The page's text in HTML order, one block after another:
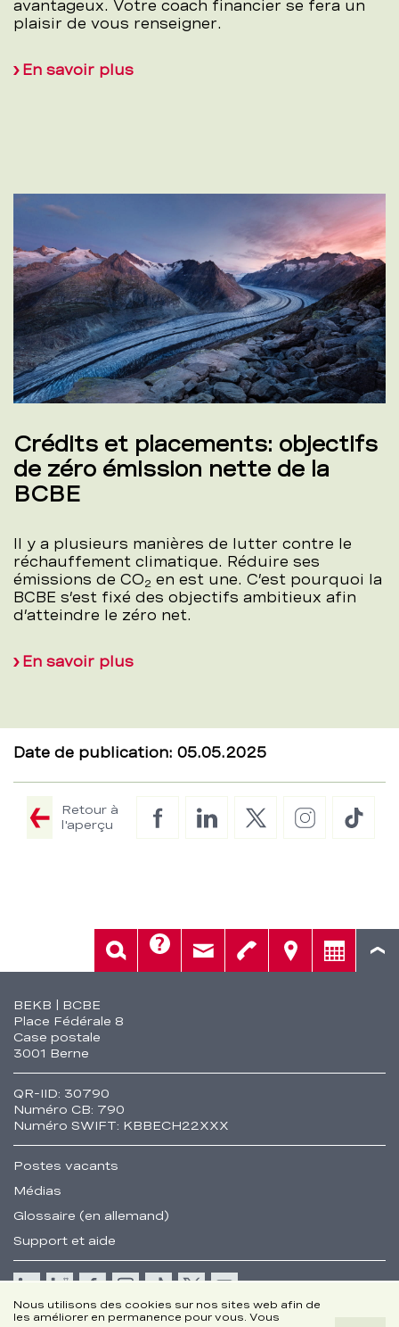
Cookie
Nous utilisons des cookies sur nos sites web afin de
les améliorer en permanence pour vous. Vous
avantageux. Votre coach financier se fera un
plaisir de vous renseigner.
En savoir plus
Crédits et placements: objectifs
de zéro émission nette de la
BCBE
Il y a plusieurs manières de lutter contre le
réchauffement climatique. Réduire ses
émissions de CO2 en est une. C’est pourquoi la
BCBE s’est fixé des objectifs ambitieux afin
d’atteindre le zéro net.
En savoir plus
Date de publication: 05.05.2025
Retour à
l'aperçu
FacebookLinkedInTwitterInstagram
Fusszeile
BEKB | BCBE
Place Fédérale 8
Case postale
3001 Berne
QR-IID: 30790
Numéro CB: 790
Numéro SWIFT: KBBECH22XXX
Postes vacants
Médias
Glossaire (en allemand)
Support et aide